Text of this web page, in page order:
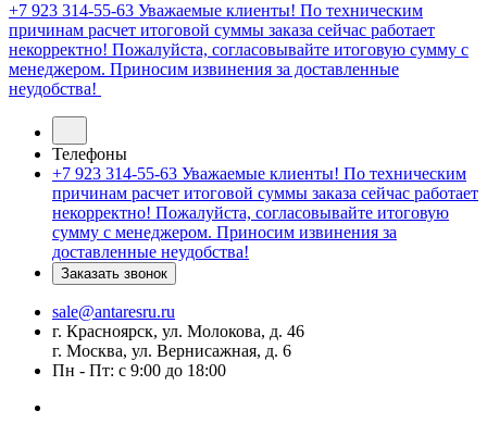
+7 923 314-55-63 Уважаемые клиенты! По техническим
причинам расчет итоговой суммы заказа сейчас работает
некорректно! Пожалуйста, согласовывайте итоговую сумму с
менеджером. Приносим извинения за доставленные
неудобства!
Телефоны
+7 923 314-55-63 Уважаемые клиенты! По техническим
причинам расчет итоговой суммы заказа сейчас работает
некорректно! Пожалуйста, согласовывайте итоговую
сумму с менеджером. Приносим извинения за
доставленные неудобства!
Заказать звонок
sale@antaresru.ru
г. Красноярск, ул. Молокова, д. 46
г. Москва, ул. Вернисажная, д. 6
Пн - Пт: с 9:00 до 18:00